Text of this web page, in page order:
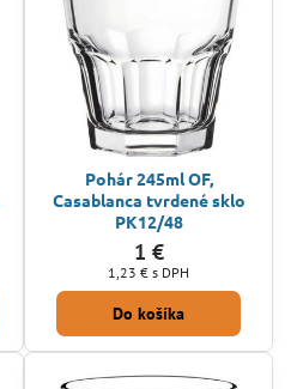
Pohár 245ml OF,
Casablanca tvrdené sklo
PK12/48
1 €
1,23 € s DPH
Do košíka